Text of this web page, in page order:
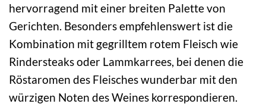
hervorragend mit einer breiten Palette von
Gerichten. Besonders empfehlenswert ist die
Kombination mit gegrilltem rotem Fleisch wie
Rindersteaks oder Lammkarrees, bei denen die
Röstaromen des Fleisches wunderbar mit den
würzigen Noten des Weines korrespondieren.